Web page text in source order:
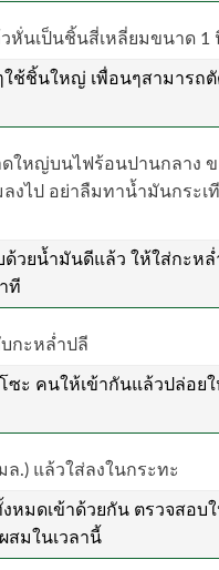
หั่นเป็นชิ้นสี่เหลี่ยมขนาด 1
ใช้ชิ้นใหญ่ เพื่อนๆสามารถ
ใหญ่บนไฟร้อนปานกลาง
งไป อย่าลืมทาน้ำมันกระเ
ด้วยน้ำมันดีแล้ว ให้ใส่กะห
ที
กะหล่ำปลี
ซะ คนให้เข้ากันแล้วปล่อยใ
ล.) แล้วใส่ลงในกระทะ
หมดเข้าด้วยกัน ตรวจสอบ
สมในเวลานี้